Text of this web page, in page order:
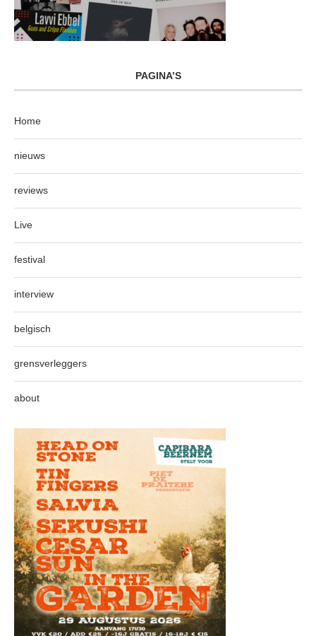
PAGINA’S
Home
nieuws
reviews
Live
festival
interview
belgisch
grensverleggers
about